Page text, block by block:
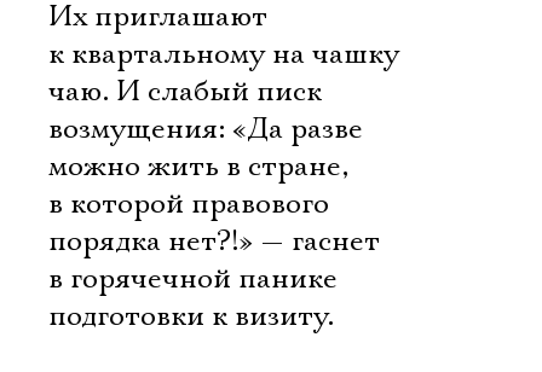
Их приглашают
к квартальному на чашку
чаю. И слабый писк
возмущения: «Да разве
можно жить в стране,
в которой правового
порядка нет?!» — гаснет
в горячечной панике
подготовки к визиту.